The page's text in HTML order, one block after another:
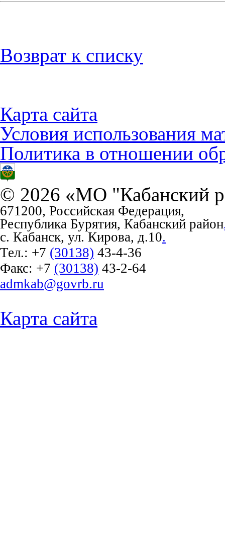
Возврат к списку
Карта сайта
Условия использования
Политика в отношении
© 2026 «МО "Кабанский
671200, Российская Федерация,
Республика Бурятия, Кабанский район
с. Кабанск, ул. Кирова, д.10.
Тел.: +7 (30138) 43-4-36
Факс: +7 (30138) 43-2-64
admkab@govrb.ru
Карта сайта